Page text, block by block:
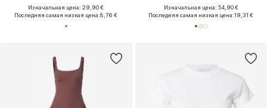
Изначальная цена: 29,90 €
Последняя самая низкая цена:8,76 €
Изначальная цена: 54,90 €
Последняя самая низкая цена:19,31 €